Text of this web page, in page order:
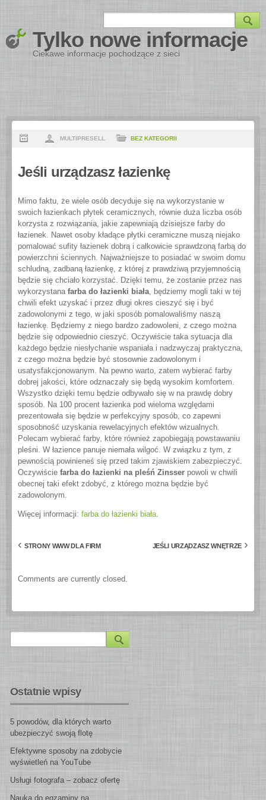
Tylko nowe informacje
Ciekawe informacje pochodzące z sieci
MULTIPRESELL BEZ KATEGORII
Jeśli urządzasz łazienkę
Mimo faktu, że wiele osób decyduje się na wykorzystanie w
swoich łazienkach płytek ceramicznych, równie duża liczba osób
korzysta z rozwiązania, jakie zapewniają dzisiejsze farby do
łazienek. Nawet osoby kładące płytki ceramiczne muszą niejako
pomalować sufity łazienek dobrą i całkowicie sprawdzoną farbą do
powierzchni ściennych. Najważniejsze to posiadać w swoim domu
schludną, zadbaną łazienkę, z której z prawdziwą przyjemnością
będzie się chciało korzystać. Dzięki temu, że zostanie przez nas
wykorzystana farba do łazienki biała, będziemy mogli taki w tej
chwili efekt uzyskać i przez długi okres cieszyć się i być
zadowolonymi z tego, w jaki sposób pomalowaliśmy naszą
łazienkę. Będziemy z niego bardzo zadowoleni, z czego można
będzie się odpowiednio cieszyć. Oczywiście taka sytuacja dla
każdego będzie niesłychanie wspaniała i nadzwyczaj praktyczna,
z czego można będzie być stosownie zadowolonym i
usatysfakcjonowanym. Na pewno warto, zatem wybierać farby
dobrej jakości, które odznaczały się będą wysokim komfortem.
Wszystko dzięki temu będzie odbywało się w na prawdę dobry
sposób. Na 100 procent łazienka pod wieloma względami
prezentowała się będzie w perfekcyjny sposób, co zapewni
sposobność uzyskania rewelacyjnych efektów wizualnych.
Polecam wybierać farby, które również zapobiegają powstawaniu
pleśni. W łazience panuje niemała wilgoć. W związku z tym, z
pewnością powinieneś się przed takim zjawiskiem zabezpieczyć.
Oczywiście farba do łazienki na pleśń Zinsser powoli w chwili
obecnej taki efekt zdobyć, z którego można będzie być
zadowolonym.
Więcej informacji: farba do łazienki biała.
‹ STRONY WWW DLA FIRM JEŚLI URZĄDZASZ WNĘTRZE ›
Comments are currently closed.
Ostatnie wpisy
5 powodów, dla których warto
ubezpieczyć swoją flotę
Efektywne sposoby na zdobycie
wyświetleń na YouTube
Usługi fotografa – zobacz ofertę
Nauka do egzaminy na